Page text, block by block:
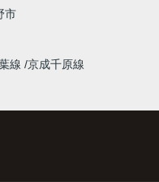
市
線 京成千原線